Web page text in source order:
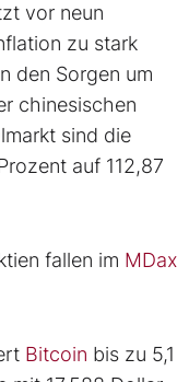
vor neun
zu stark
den Sorgen um
chinesischen
sind die
auf 112,87
fallen im MDax
Bitcoin bis zu 5,1